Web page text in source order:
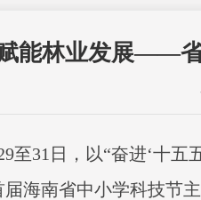
能林业发展——省
至31日，以“奋进‘十
海南省中小学科技节